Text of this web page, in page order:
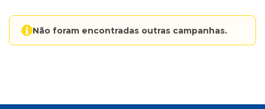
Não foram encontradas outras campanhas.